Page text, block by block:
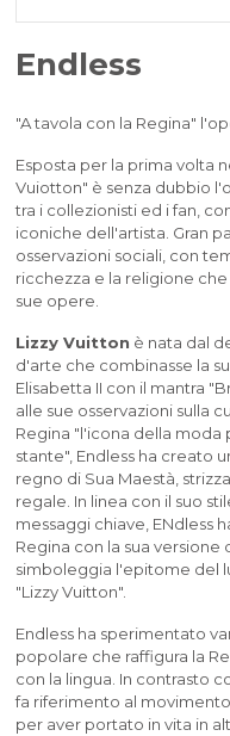
Endless
"A tavola con la Regina"
Esposta per la prima volta
Vuiotton" è senza dubbio
tra i collezionisti ed i fan,
iconiche dell'artista. Gran
osservazioni sociali, con
ricchezza e la religione
sue opere.
Lizzy Vuitton è nata dal
d'arte che combinasse la
Elisabetta II con il mantra
alle sue osservazioni sulla
Regina "l'icona della moda
stante", Endless ha creato
regno di Sua Maestà,
regale. In linea con il suo
messaggi chiave, ENdless
Regina con la sua
simboleggia l'epitome del
"Lizzy Vuitton".
Endless ha sperimentato
popolare che raffigura la
con la lingua. In contrasto
fa riferimento al
per aver portato in vita in